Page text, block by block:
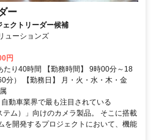
ー
クトリーダー候補
ューションズ
円
たり40時間 【勤務時間】 9時00分～18
分） 【勤務日】 月・火・水・木・金
動車業界で最も注目されている
テム）」向けのカメラ製品。 そこに搭載
を開発するプロジェクトにおいて、機能